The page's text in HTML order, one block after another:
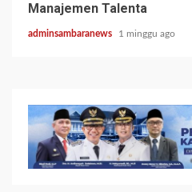
Manajemen Talenta
adminsambaranews 1 minggu ago